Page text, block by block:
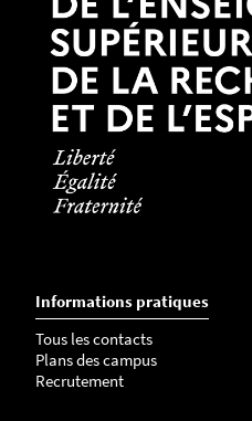
Informations pratiques
Tous les contacts
Plans des campus
Recrutement